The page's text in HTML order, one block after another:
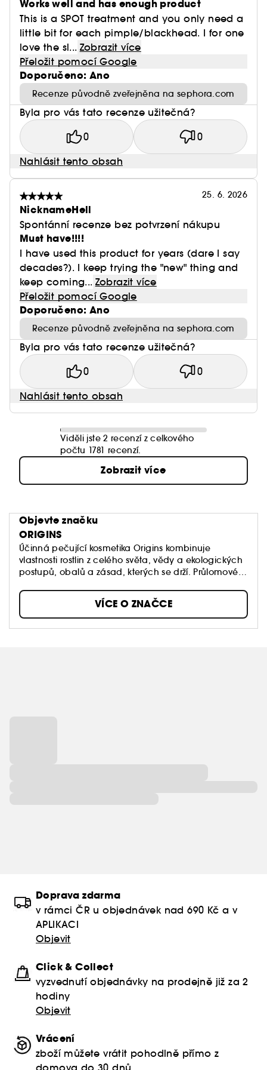
Works well and has enough product
This is a SPOT treatment and you only need a
little bit for each pimple/blackhead. I for one
love the sl... Zobrazit více
Přeložit pomocí Google
Doporučeno: Ano
Recenze původně zveřejněna na sephora.com
Byla pro vás tato recenze užitečná?
0 0
Nahlásit tento obsah
25. 6. 2026
NicknameHell
Spontánní recenze bez potvrzení nákupu
Must have!!!!
I have used this product for years (dare I say
decades?). I keep trying the "new" thing and
keep coming... Zobrazit více
Přeložit pomocí Google
Doporučeno: Ano
Recenze původně zveřejněna na sephora.com
Byla pro vás tato recenze užitečná?
0 0
Nahlásit tento obsah
Viděli jste 2 recenzí z celkového
počtu 1781 recenzí.
Zobrazit více
Objevte značku
ORIGINS
Účinná pečující kosmetika Origins kombinuje
vlastnosti rostlin z celého světa, vědy a ekologických
postupů, obalů a zásad, kterých se drží. Průlomové
VÍCE O ZNAČCE
Doprava zdarma
v rámci ČR u objednávek nad 690 Kč a v
APLIKACI
Objevit
Click & Collect
vyzvednutí objednávky na prodejně již za 2
hodiny
Objevit
Vrácení
zboží můžete vrátit pohodlně přímo z
domova do 30 dnů